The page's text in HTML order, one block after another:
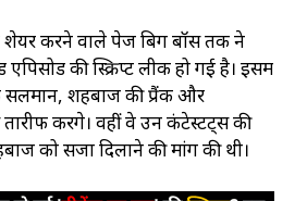
शेयर करने वाले पेज बिग बॉस तक ने
एपिसोड की स्क्रिप्ट लीक हो गई है। इसमें
सलमान, शहबाज की प्रैंक और
करेंगे। वहीं वे उन कंटेस्टेंट्स की
को सजा दिलाने की मांग की थी।